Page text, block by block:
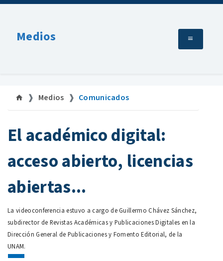
Medios
Medios Comunicados
El académico digital:
acceso abierto, licencias
abiertas...
La videoconferencia estuvo a cargo de Guillermo Chávez Sánchez,
subdirector de Revistas Académicas y Publicaciones Digitales en la
Dirección General de Publicaciones y Fomento Editorial, de la
UNAM.